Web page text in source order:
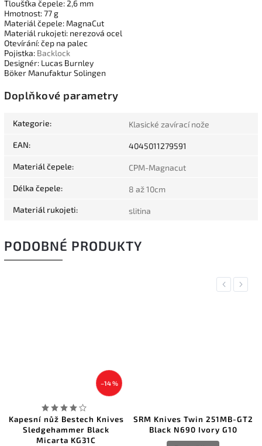
Tloušťka čepele: 2,6 mm
Hmotnost: 77 g
Materiál čepele: MagnaCut
Materiál rukojeti: nerezová ocel
Otevírání: čep na palec
Pojistka: Backlock
Designér: Lucas Burnley
Böker Manufaktur Solingen
Doplňkové parametry
Kategorie: Klasické zavírací nože
EAN: 4045011279591
Materiál čepele: CPM-Magnacut
Délka čepele: 8 až 10cm
Materiál rukojeti: slitina
PODOBNÉ PRODUKTY
Previous
Knives
Black
SRM Knives Twin 251MB-GT2
Black N690 Ivory G10
Kershaw
BlackWash
DarkEarth
Next